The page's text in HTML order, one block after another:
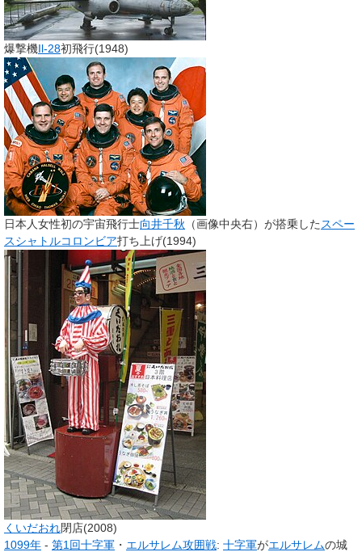
爆撃機Il-28初飛行(1948)
日本人女性初の宇宙飛行士向井千秋 （画像中央右）が搭乗した スペー
スシャトルコロンビア打ち上げ(1994)
くいだおれ閉店(2008)
1099年 - 第1回十字軍 ・ エルサレム攻囲戦: 十字軍がエルサレムの城